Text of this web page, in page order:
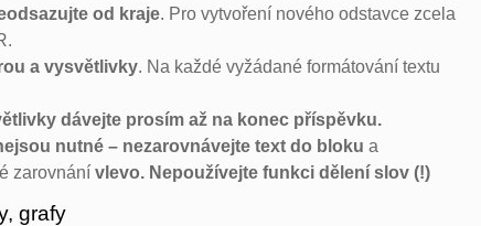
od kraje. Pro vytvoření nového odstavce zcela
a vysvětlivky. Na každé vyžádané formátování textu
dávejte prosím až na konec příspěvku.
nutné – nezarovnávejte text do bloku a
zarovnánívlevo. Nepoužívejte funkci dělení slov (!)
grafy